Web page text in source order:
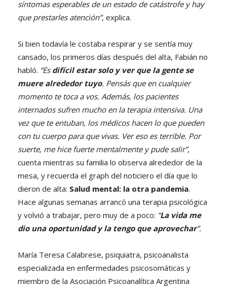
síntomas esperables de un estado de catástrofe y hay
que prestarles atención”, explica.
Si bien todavía le costaba respirar y se sentía muy
cansado, los primeros días después del alta, Fabián no
habló. “Esdifícil estar solo y ver que la gente se
muere alrededor tuyo. Pensás que en cualquier
momento te toca a vos. Además, los pacientes
internados sufren mucho en la terapia intensiva. Una
vez que te entuban, los médicos hacen lo que pueden
con tu cuerpo para que vivas. Ver eso es terrible. Por
suerte, me hice fuerte mentalmente y pude salir”,
cuenta mientras su familia lo observa alrededor de la
mesa, y recuerda el graph del noticiero el día que lo
dieron de alta: Salud mental: la otra pandemia.
Hace algunas semanas arrancó una terapia psicológica
y volvió a trabajar, pero muy de a poco: “La vida me
dio una oportunidad y la tengo que aprovechar”.
María Teresa Calabrese, psiquiatra, psicoanalista
especializada en enfermedades psicosomáticas y
miembro de la Asociación Psicoanalítica Argentina